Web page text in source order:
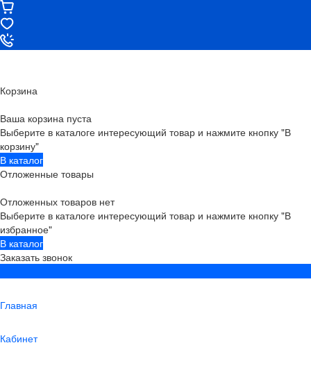
Корзина
Ваша корзина пуста
Выберите в каталоге интересующий товар и нажмите кнопку "В
корзину"
В каталог
Отложенные товары
Отложенных товаров нет
Выберите в каталоге интересующий товар и нажмите кнопку "В
избранное"
В каталог
Заказать звонок
Главная
Кабинет